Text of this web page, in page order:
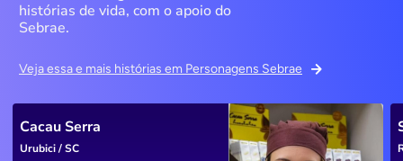
histórias de vida, com o apoio do
Sebrae.
Veja essa e mais histórias em Personagens Sebrae
Cacau Serra
Urubici / SC